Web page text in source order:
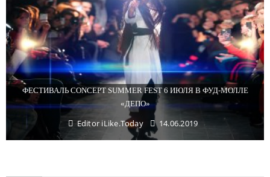
ФЕСТИВАЛЬ CONCEPT SUMMER FEST 6 ИЮЛЯ В ФУД-МОЛЛЕ
«ДЕПО»
Editor iLike.Today 14.06.2019